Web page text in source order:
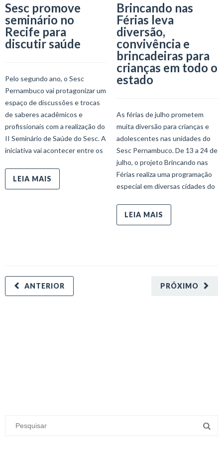
Sesc promove
seminário no
Recife para
discutir saúde
Pelo segundo ano, o Sesc
Pernambuco vai protagonizar um
espaço de discussões e trocas
de saberes acadêmicos e
profissionais com a realização do
II Seminário de Saúde do Sesc. A
iniciativa vai acontecer entre os
LEIA MAIS
Brincando nas
Férias leva
diversão,
convivência e
brincadeiras para
crianças em todo o
estado
As férias de julho prometem
muita diversão para crianças e
adolescentes nas unidades do
Sesc Pernambuco. De 13 a 24 de
julho, o projeto Brincando nas
Férias realiza uma programação
especial em diversas cidades do
LEIA MAIS
PRÓXIMO
ANTERIOR